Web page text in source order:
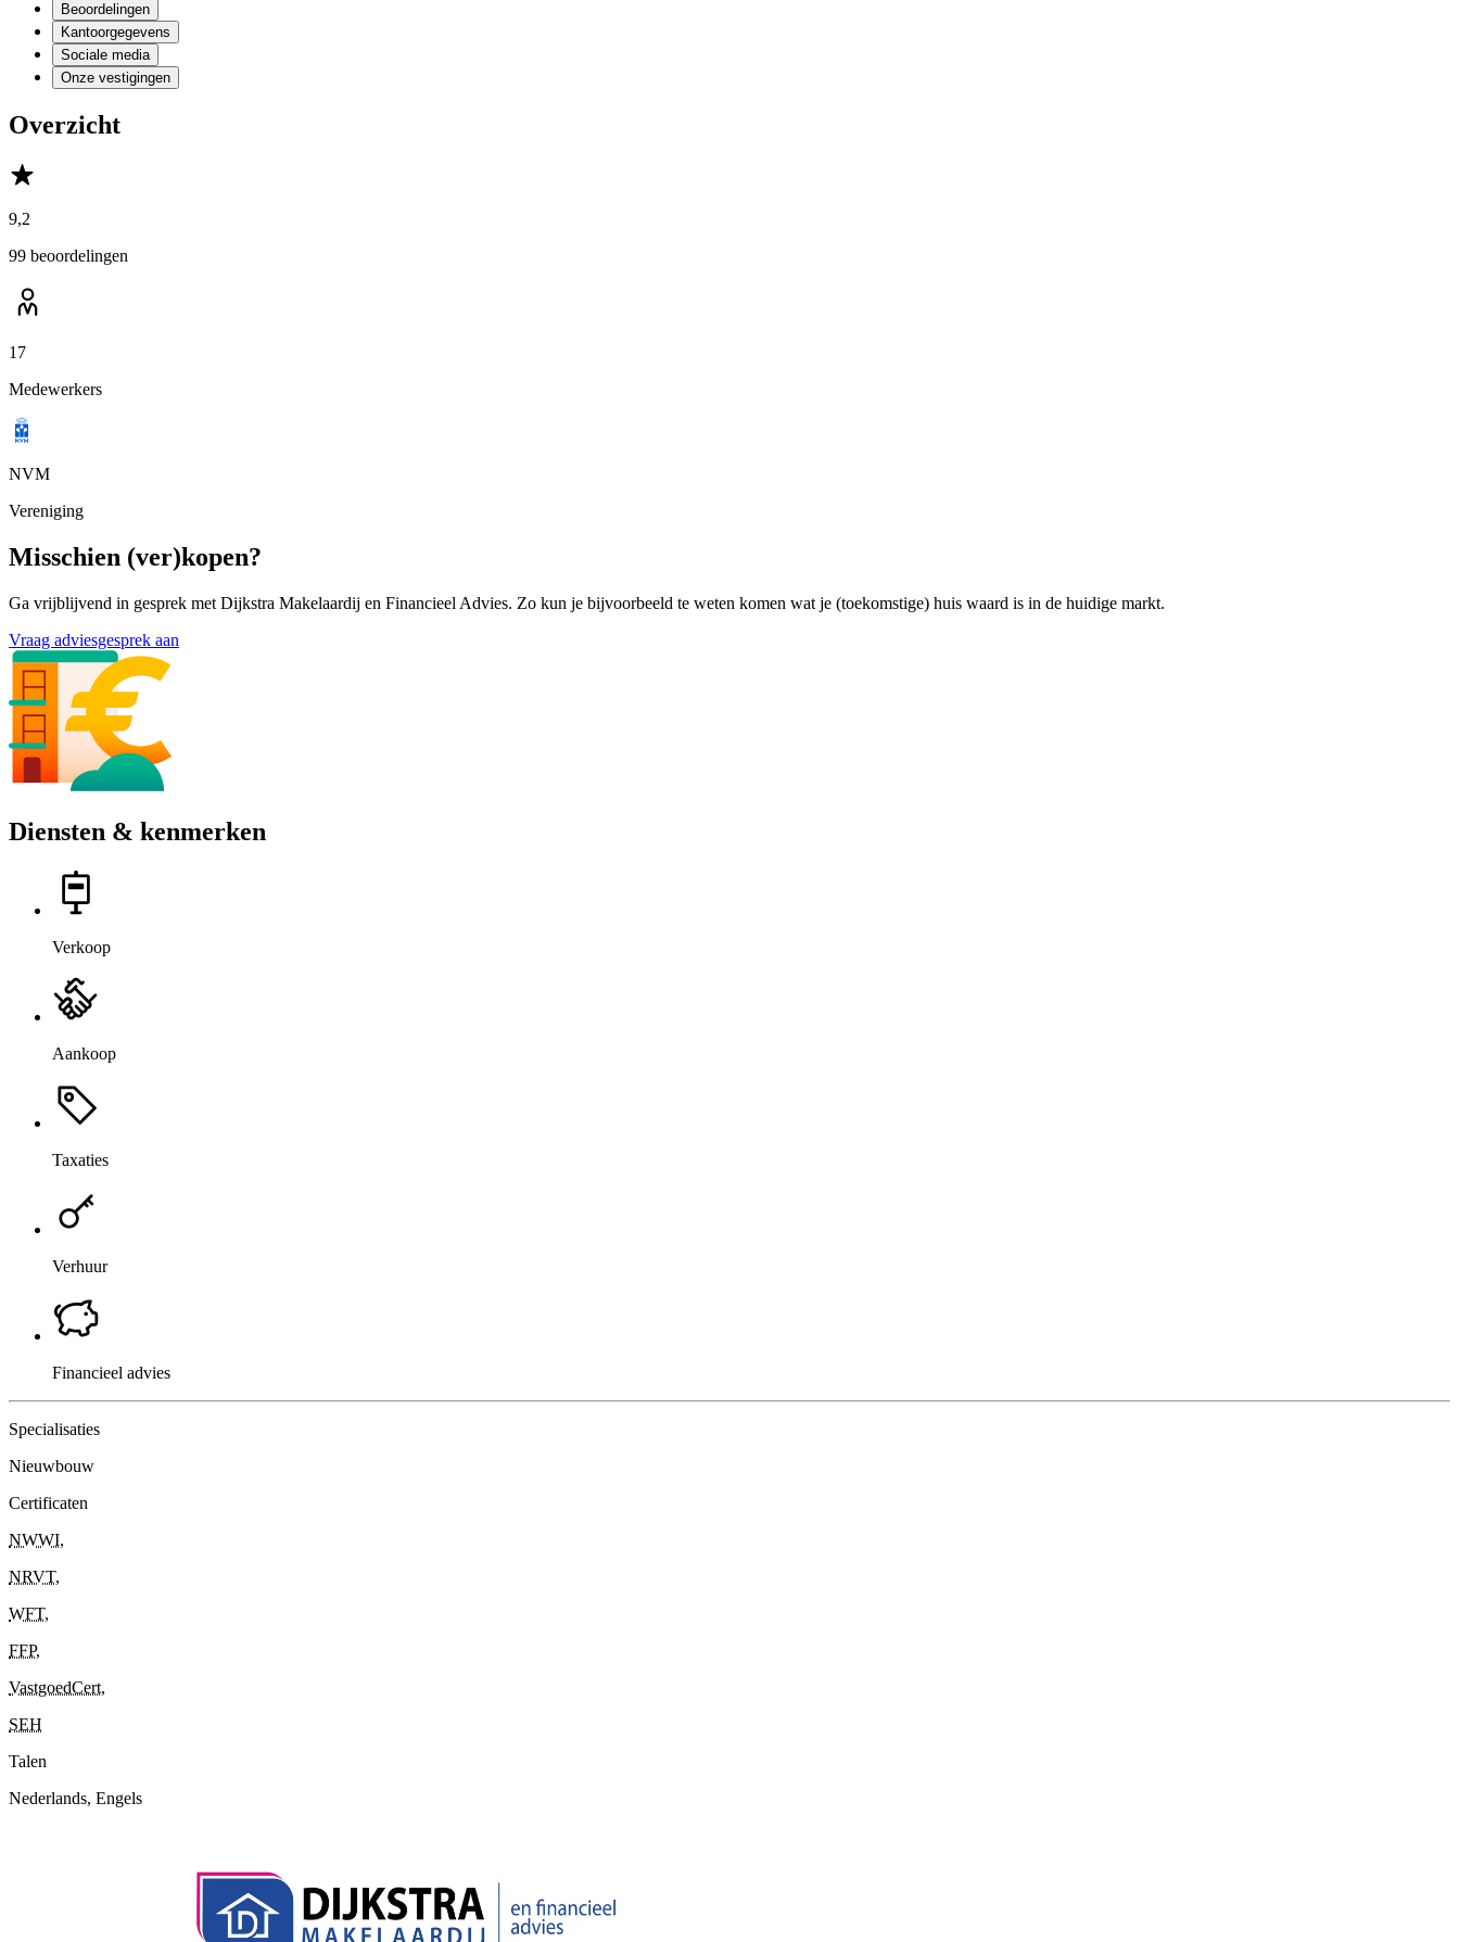
Beoordelingen
Kantoorgegevens
Sociale media
Onze vestigingen
Overzicht
9,2
99 beoordelingen
17
Medewerkers
NVM
Vereniging
Misschien (ver)kopen?
Ga vrijblijvend in gesprek met Dijkstra Makelaardij en Financieel Advies. Zo kun je bijvoorbeeld te weten komen wat je (toekomstige) huis waard is in de huidige markt.
Vraag adviesgesprek aan
Diensten & kenmerken
Verkoop
Aankoop
Taxaties
Verhuur
Financieel advies
Specialisaties
Nieuwbouw
Certificaten
NWWI,
NRVT,
WFT,
FFP,
VastgoedCert,
SEH
Talen
Nederlands, Engels